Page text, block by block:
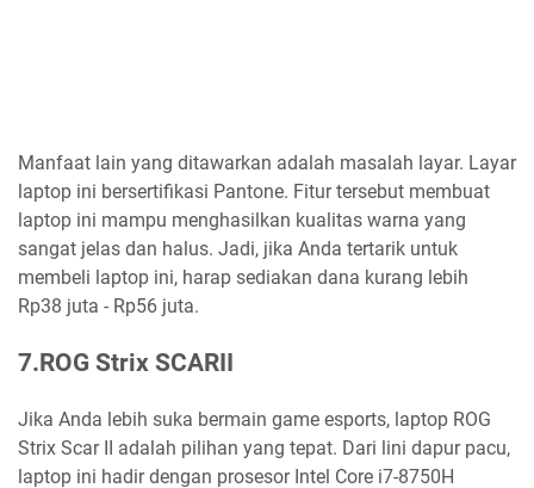
Manfaat lain yang ditawarkan adalah masalah layar. Layar
laptop ini bersertifikasi Pantone. Fitur tersebut membuat
laptop ini mampu menghasilkan kualitas warna yang
sangat jelas dan halus. Jadi, jika Anda tertarik untuk
membeli laptop ini, harap sediakan dana kurang lebih
Rp38 juta - Rp56 juta.
7.ROG Strix SCARII
Jika Anda lebih suka bermain game esports, laptop ROG
Strix Scar II adalah pilihan yang tepat. Dari lini dapur pacu,
laptop ini hadir dengan prosesor Intel Core i7-8750H